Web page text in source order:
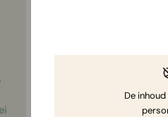
alle trichomen
De